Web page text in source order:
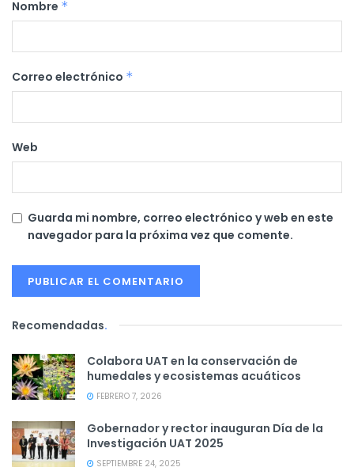
Nombre *
Correo electrónico *
Web
Guarda mi nombre, correo electrónico y web en este
navegador para la próxima vez que comente.
Recomendadas.
Colabora UAT en la conservación de
humedales y ecosistemas acuáticos
FEBRERO 7, 2026
Gobernador y rector inauguran Día de la
Investigación UAT 2025
SEPTIEMBRE 24, 2025